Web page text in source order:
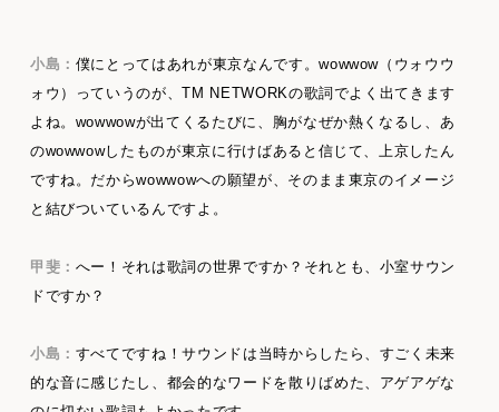
小島： 僕にとってはあれが東京なんです。wowwow（ウォウウ
ォウ）っていうのが、TM NETWORKの歌詞でよく出てきます
よね。wowwowが出てくるたびに、胸がなぜか熱くなるし、あ
のwowwowしたものが東京に行けばあると信じて、上京したん
ですね。だからwowwowへの願望が、そのまま東京のイメージ
と結びついているんですよ。
甲斐： へー！それは歌詞の世界ですか？それとも、小室サウン
ドですか？
小島： すべてですね！サウンドは当時からしたら、すごく未来
的な音に感じたし、都会的なワードを散りばめた、アゲアゲな